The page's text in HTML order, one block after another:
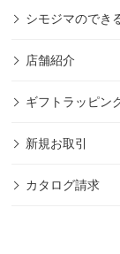
シモジマのでき
店舗紹介
ギフトラッピン
新規お取引
カタログ請求